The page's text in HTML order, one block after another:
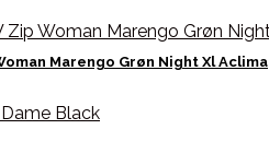
Marengo Grøn Night Xl Aclima